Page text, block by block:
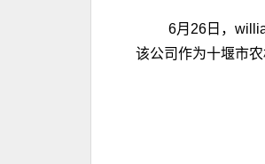
6月26日，
该公司作为十堰市